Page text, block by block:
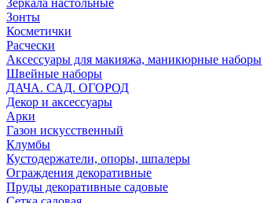
Зеркала настольные
Зонты
Косметички
Расчески
Аксессуары для макияжа, маникюрные наборы
Швейные наборы
ДАЧА. САД. ОГОРОД
Декор и аксессуары
Арки
Газон искусственный
Клумбы
Кустодержатели, опоры, шпалеры
Ограждения декоративные
Пруды декоративные садовые